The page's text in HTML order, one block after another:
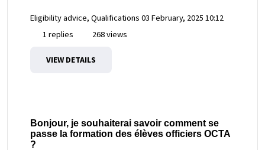
Eligibility advice, Qualifications 03 February, 2025 10:12
1 replies
268 views
VIEW DETAILS
Bonjour, je souhaiterai savoir comment se
passe la formation des élèves officiers OCTA
?